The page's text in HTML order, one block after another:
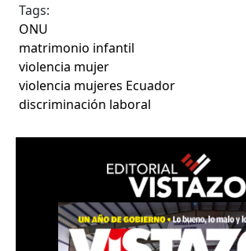
Tags:
ONU
matrimonio infantil
violencia mujer
violencia mujeres Ecuador
discriminación laboral